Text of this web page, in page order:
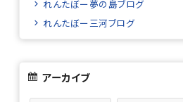
れんたぼー夢の島ブログ
れんたぼー三河ブログ
アーカイブ